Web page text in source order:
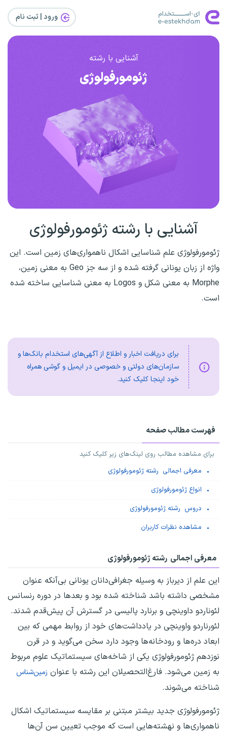
ورود | ثبت‌ نام
آشنایی با رشته
ژئومورفولوژی
آشنایی با رشته ژئومورفولوژی
ژئومورفولوژی علم شناسایی اشکال ناهمواری‌های زمین است. این
واژه از زبان یونانی گرفته شده و از سه جز Geo به معنی زمین،
Morphe به معنی شکل و Logos به معنی شناسایی ساخته شده
است.
برای دریافت اخبار و اطلاع از آگهی‌های استخدام بانک‌ها و
سازمان‌های دولتی و خصوصی در ایمیل و گوشی همراه
خود اینجا کلیک کنید.
فهرست مطالب صفحه
برای مشاهده مطالب روی لینک‌های زیر کلیک کنید
معرفی اجمالی رشته ژئومورفولوژی
انواع ژئومورفولوژی
دروس رشته ژئومورفولوژی
مشاهده نظرات کاربران
معرفی اجمالی رشته ژئومورفولوژی
این علم از دیرباز به وسیله جغرافی‌دانان یونانی بی‌آنکه عنوان
مشخصی داشته باشد شناخته شده بود و بعدها در دوره رنسانس
لئوناردو داوینچی و برنارد پالیسی در گسترش آن پیش‌قدم شدند.
لئورناردو واوینچی در یادداشت‌های خود از روابط مهمی که بین
ابعاد دره‌ها و رودخانه‌ها وجود دارد سخن می‌گوید و در قرن
نوزدهم ژئومورفولوژی یکی از شاخه‌های سیستماتیک علوم مربوط
به زمین می‌شود. فارغ‌التحصیلان این رشته با عنوان زمین‌شناس
شناخته می‌شوند.
ژئومورفولوژی جدید بیشتر مبتنی بر مقایسه سیستماتیک اشکال
ناهمواری‌ها و نهشته‌هایی است که موجب تعیین سن آن‌ها